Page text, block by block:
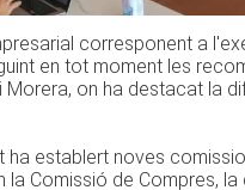
corresponent a
en tot moment les
on ha destacat la
ha establert noves
Comissió de Compres,